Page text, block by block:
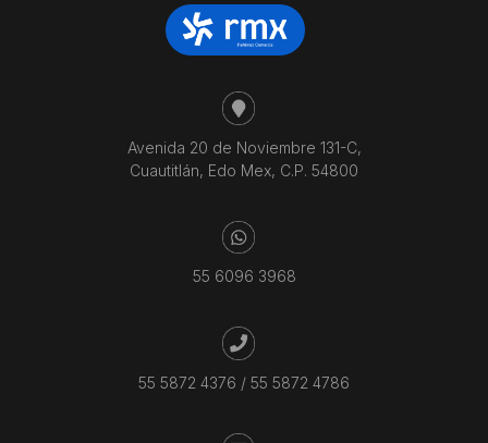
Avenida 20 de Noviembre 131-C,
Cuautitlán, Edo Mex, C.P. 54800
55 6096 3968
55 5872 4376 / 55 5872 4786